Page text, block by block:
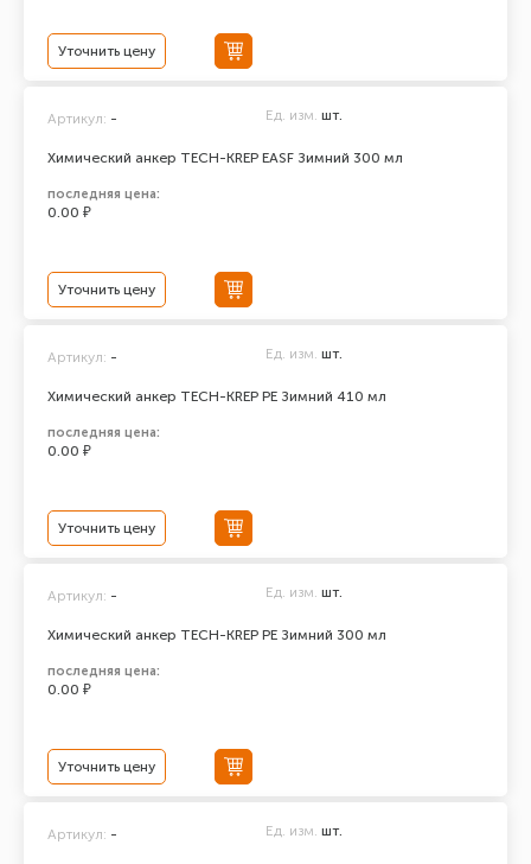
Уточнить цену
Химический анкер TECH-KREP EASF Зимний 300 мл
Артикул: - Ед. изм. шт.
последняя цена:
0.00 ₽
Уточнить цену
Химический анкер TECH-KREP PE Зимний 410 мл
Артикул: - Ед. изм. шт.
последняя цена:
0.00 ₽
Уточнить цену
Химический анкер TECH-KREP PE Зимний 300 мл
Артикул: - Ед. изм. шт.
последняя цена:
0.00 ₽
Уточнить цену
Артикул: - Ед. изм. шт.